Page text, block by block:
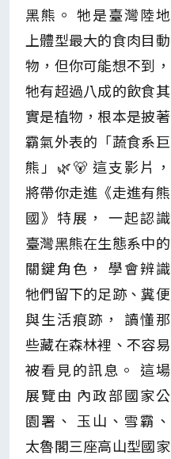
黑熊。 牠是臺灣陸地
上體型最大的食肉目動
物，但你可能想不到，
牠有超過八成的飲食其
實是植物，根本是披著
霸氣外表的「蔬食系巨
熊」🌿🐻 這支影片，
將帶你走進《走進有熊
國》特展， 一起認識
臺灣黑熊在生態系中的
關鍵角色， 學會辨識
牠們留下的足跡、糞便
與生活痕跡， 讀懂那
些藏在森林裡、不容易
被看見的訊息。 這場
展覽由 內政部國家公
園署、 玉山、雪霸、
太魯閣三座高山型國家